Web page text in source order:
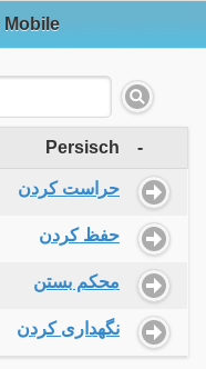
Mobile
Persisch -
حراست کردن
حفظ کردن
محکم بستن
نگهداری کردن